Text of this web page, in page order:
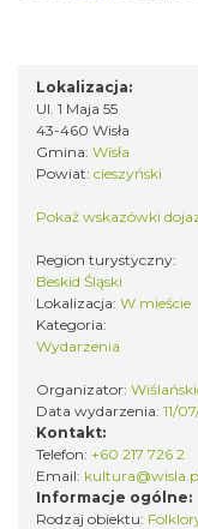
IX Festiwal
Wisła
0.16 km
Akcja
Wisła
0.65 km
Lokalizacja:
Ul. 1 Maja 55
43-460 Wisła
Gmina: Wisła
Powiat: cieszyński
Pokaż wskazówki
Region turystyczny:
Beskid Śląski
Lokalizacja: W mieście
Kategoria:
Wydarzenia
Organizator:
Data wydarzenia: 11/
Kontakt:
Telefon: +60 217 726 2
Email:
Informacje ogólne:
Rodzaj obiektu: